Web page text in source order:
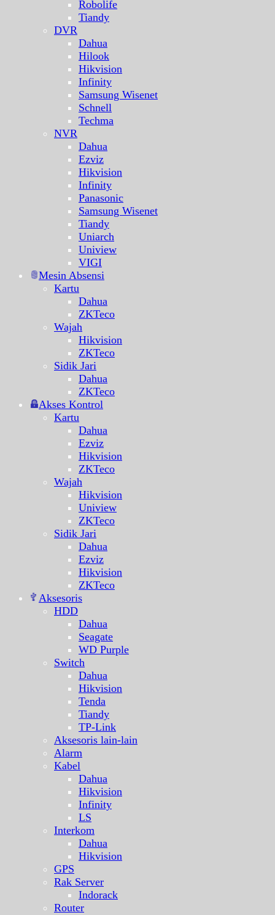
Robolife
Tiandy
DVR
Dahua
Hilook
Hikvision
Infinity
Samsung Wisenet
Schnell
Techma
NVR
Dahua
Ezviz
Hikvision
Infinity
Panasonic
Samsung Wisenet
Tiandy
Uniarch
Uniview
VIGI
Mesin Absensi
Kartu
Dahua
ZKTeco
Wajah
Hikvision
ZKTeco
Sidik Jari
Dahua
ZKTeco
Akses Kontrol
Kartu
Dahua
Ezviz
Hikvision
ZKTeco
Wajah
Hikvision
Uniview
ZKTeco
Sidik Jari
Dahua
Ezviz
Hikvision
ZKTeco
Aksesoris
HDD
Dahua
Seagate
WD Purple
Switch
Dahua
Hikvision
Tenda
Tiandy
TP-Link
Aksesoris lain-lain
Alarm
Kabel
Dahua
Hikvision
Infinity
LS
Interkom
Dahua
Hikvision
GPS
Rak Server
Indorack
Router